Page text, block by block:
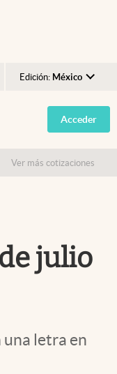
Edición: México
Argentina
España
USA
Acceder
Ver más cotizaciones
julio
letra en